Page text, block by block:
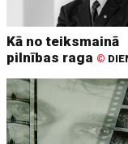
Kā no teiksmainā
pilnības raga ©